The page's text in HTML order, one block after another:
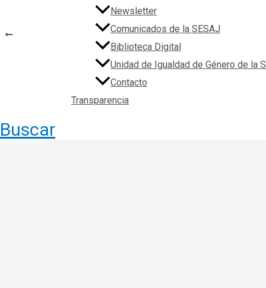
Newsletter
Comunicados de la SESAJ
Biblioteca Digital
Unidad de Igualdad de Género de la
Contacto
Transparencia
Buscar
Navegación de entradas
ANTERIOR
Literature Review on the Effectiveness of Risk Management